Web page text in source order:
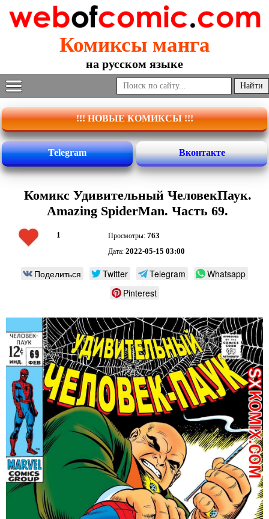
Комиксы манга
на русском языке
!!! НОВЫЕ КОМИКСЫ !!!
Telegram Вконтакте
Комикс Удивительный ЧеловекПаук.
Amazing SpiderMan. Часть 69.
1 Просмотры: 763
Дата: 2022-05-15 03:00
Поделиться Twitter Telegram
Whatsapp
Pinterest